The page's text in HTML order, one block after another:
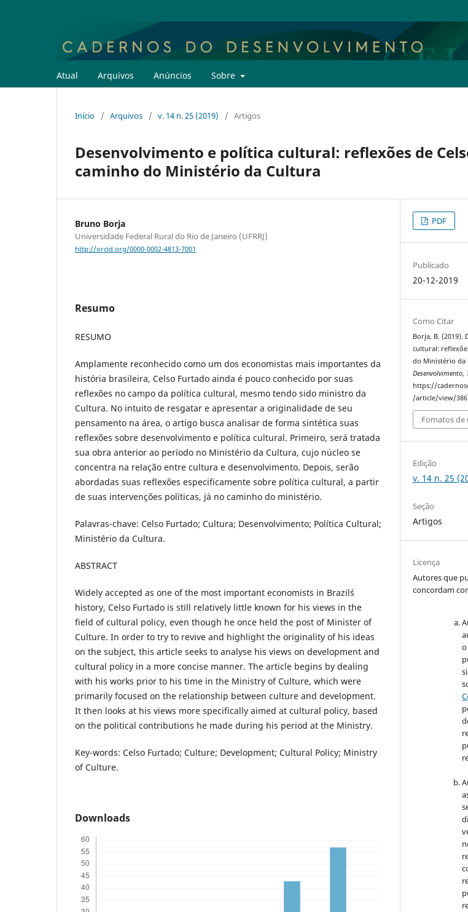
Atual Arquivos Anúncios Sobre
Início / Arquivos / v. 14 n. 25 (2019) / Artigos
Desenvolvimento e política cultural: reflexões de
caminho do Ministério da Cultura
Bruno Borja
Universidade Federal Rural do Rio de Janeiro (UFRRJ)
http://orcid.org/0000-0002-4813-7001
Resumo
RESUMO
Amplamente reconhecido como um dos economistas mais importantes da
história brasileira, Celso Furtado ainda é pouco conhecido por suas
reflexões no campo da política cultural, mesmo tendo sido ministro da
Cultura. No intuito de resgatar e apresentar a originalidade de seu
pensamento na área, o artigo busca analisar de forma sintética suas
reflexões sobre desenvolvimento e política cultural. Primeiro, será tratada
sua obra anterior ao período no Ministério da Cultura, cujo núcleo se
concentra na relação entre cultura e desenvolvimento. Depois, serão
abordadas suas reflexões especificamente sobre política cultural, a partir
de suas intervenções políticas, já no caminho do ministério.
Palavras-chave: Celso Furtado; Cultura; Desenvolvimento; Política Cultural;
Ministério da Cultura.
ABSTRACT
Widely accepted as one of the most important economists in Brazil`s
history, Celso Furtado is still relatively little known for his views in the
field of cultural policy, even though he once held the post of Minister of
Culture. In order to try to revive and highlight the originality of his ideas
on the subject, this article seeks to analyse his views on development and
cultural policy in a more concise manner. The article begins by dealing
with his works prior to his time in the Ministry of Culture, which were
primarily focused on the relationship between culture and development.
It then looks at his views more specifically aimed at cultural policy, based
on the political contributions he made during his period at the Ministry.
Key-words: Celso Furtado; Culture; Development; Cultural Policy; Ministry
of Culture.
Downloads
PDF
Publicado
20-12-2019
Como Citar
Borja, B. (2019).
cultural:
do Ministério
Desenvolvimento,
https://
/article/view/386
Fomatos de
Edição
v. 14 n. 25
Seção
Artigos
Licença
Autores que
concordam